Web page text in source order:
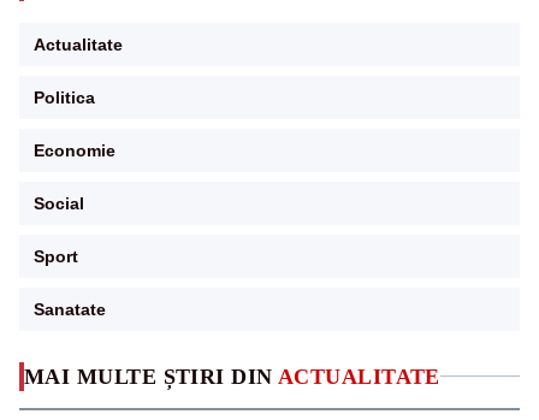
MAI MULTE ȘTIRI DIN ACTUALITATE
Actualitate
Politica
Economie
Social
Sport
Sanatate